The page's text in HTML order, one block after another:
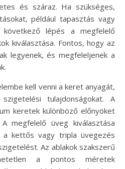
és száraz. Ha szükséges,
például tapasztás vagy
lépés a megfelelő
kiválasztása. Fontos, hogy az
legyenek, és megfeleljenek a
kell venni a keret anyagát,
tulajdonságokat. A
keretek különböző előnyöket
megfelelő üveg kiválasztása
a kettős vagy tripla üvegezés
Az ablakok szakszerű
a pontos méretek